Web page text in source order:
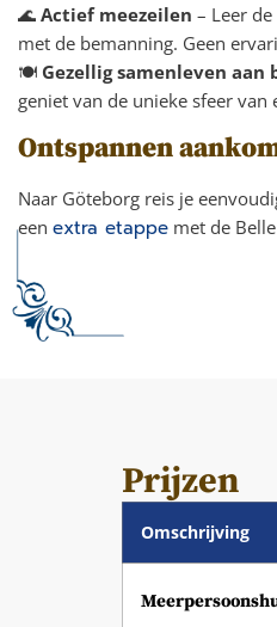
🌊 Actief meezeilen – Leer
met de bemanning. Geen
🍽️ Gezellig samenleven aan
geniet van de unieke sfeer
Ontspannen
Naar Göteborg reis je
een extra etappe met de
Prijzen
Omschrijving